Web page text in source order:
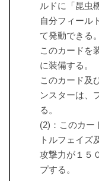
ルドに「昆虫
自分フィール
て発動できる。
このカードを
に装備する。
このカード及
ンスターは、
る。
(2)：このカー
トルフェイズ
攻撃力が１５
プする。